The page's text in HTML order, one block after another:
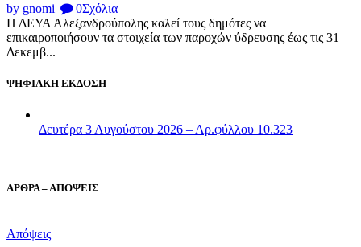
by gnomi 0Σχόλια
Η ΔΕΥΑ Αλεξανδρούπολης καλεί τους δημότες να
επικαιροποιήσουν τα στοιχεία των παροχών ύδρευσης έως τις 31
Δεκεμβ...
ΨΗΦΙΑΚΗ ΕΚΔΟΣΗ
Δευτέρα 3 Αυγούστου 2026 – Αρ.φύλλου 10.323
ΑΡΘΡΑ – ΑΠΟΨΕΙΣ
Απόψεις